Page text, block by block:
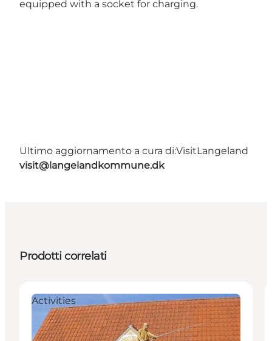
equipped with a socket for charging.
Ultimo aggiornamento a cura di:VisitLangeland
visit@langelandkommune.dk
Prodotti correlati
Activities